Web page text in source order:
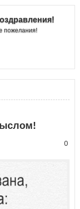
пожелания!
0